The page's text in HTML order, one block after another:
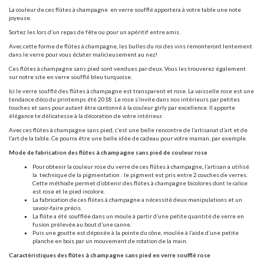
La couleur de ces flûtes à champagne en verre soufflé apportera à votre table une note
joyeuse.
Sortez les lors d’un repas de fête ou pour un apéritif entre amis.
Avec cette forme de flûtes à champagne, les bulles du roi des vins remonteront lentement
dans le verre pour vous éclater malicieusement au nez!
Ces flûtes à champagne sans pied sont vendues par deux. Vous les trouverez également
sur notre site en verre soufflé bleu turquoise.
Ici le verre soufflé des flûtes à champagne est transparent et rose. La vaisselle rose est une
tendance déco du printemps été 2018. Le rose s’invite dans nos intérieurs par petites
touches et sans pour autant être cantonné à la couleur girly par excellence. Il apporte
élégance te délicatesse à la décoration de votre intérieur.
Avec ces flûtes à champagne sans pied, c’est une belle rencontre de l’artisanat d’art et de
l’art de la table. Ce pourra être une belle idée de cadeau pour votre maman, par exemple.
Mode de fabrication des flûtes à champagne sans pied de couleur rose
Pour obtenir la couleur rose du verre de ces flûtes à champagne, l’artisan a utilisé
la technique de la pigmentation : le pigment est pris entre 2 couches de verres.
Cette méthode permet d’obtenir des flûtes à champagne bicolores dont le calice
est rose et le pied incolore.
La fabrication de ces flûtes à champagne a nécessité deux manipulations et un
savoir-faire précis.
La flûte a été soufflée dans un moule à partir d’une petite quantité de verre en
fusion prélevée au bout d’une canne.
Puis une goutte est déposée à la pointe du cône, moulée à l’aide d’une petite
planche en bois par un mouvement de rotation de la main.
Caractéristiques des flûtes à champagne sans pied en verre soufflé rose